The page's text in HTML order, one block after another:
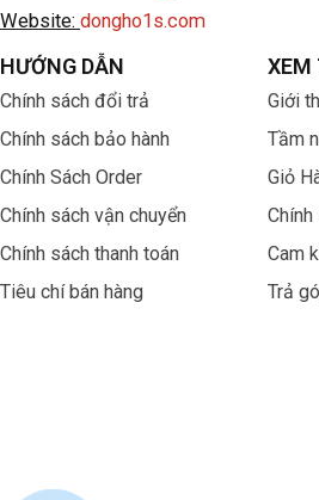
Website: dongho1s.com
HƯỚNG DẪN
Chính sách đổi trả
Chính sách bảo hành
Chính Sách Order
Chính sách vận chuyển
Chính sách thanh toán
Tiêu chí bán hàng
XEM
Giới
Tầm
Giỏ
Cam
Trả